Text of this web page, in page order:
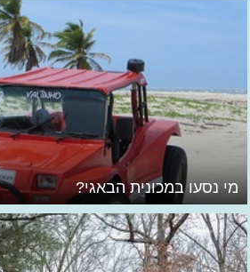
מי נסעו במכונית הבאגי?